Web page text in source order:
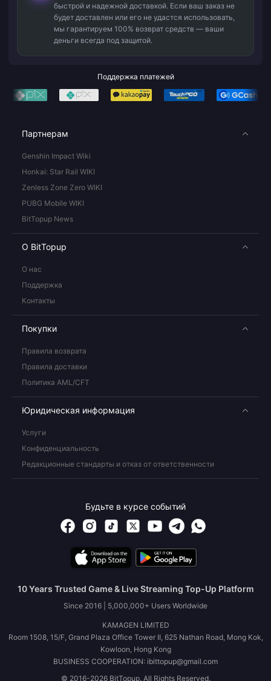
быстрой и надежной доставкой. Если ваш заказ не
будет доставлен или его не удастся использовать,
мы гарантируем 100% возврат средств — ваши
деньги всегда под защитой.
Поддержка платежей
Партнерам
Genshin Impact Wiki
Honkai: Star Rail WIKI
Zenless Zone Zero WIKI
PUBG Mobile WIKI
BitTopup News
О BitTopup
О нас
Поддержка
Контакты
Покупки
Правила возврата
Правила доставки
Политика AML/CFT
Юридическая информация
Услуги
Конфиденциальность
Редакционные стандарты и отказ от ответственности
Будьте в курсе событий
10 Years Trusted Game & Live Streaming Top-Up Platform
Since 2016 | 5,000,000+ Users Worldwide
KAMAGEN LIMITED
Room 1508, 15/F, Grand Plaza Office Tower II, 625 Nathan Road, Mong Kok,
Kowloon, Hong Kong
BUSINESS COOPERATION: ibittopup@gmail.com
© 2016-2026 BitTopup. All Rights Reserved.